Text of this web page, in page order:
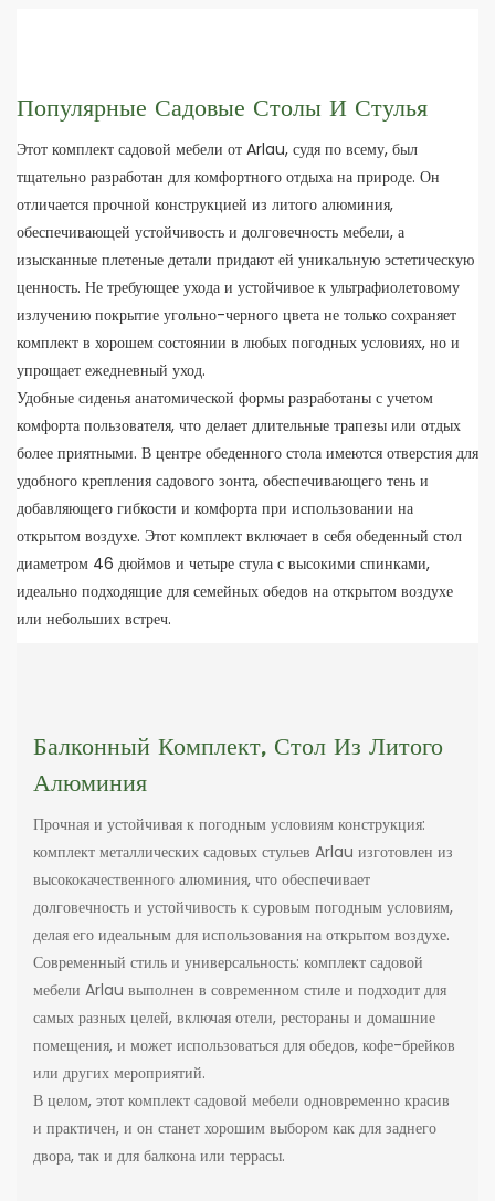
Популярные Садовые Столы И Стулья
Этот комплект садовой мебели от Arlau, судя по всему, был
тщательно разработан для комфортного отдыха на природе. Он
отличается прочной конструкцией из литого алюминия,
обеспечивающей устойчивость и долговечность мебели, а
изысканные плетеные детали придают ей уникальную эстетическую
ценность. Не требующее ухода и устойчивое к ультрафиолетовому
излучению покрытие угольно-черного цвета не только сохраняет
комплект в хорошем состоянии в любых погодных условиях, но и
упрощает ежедневный уход.
Удобные сиденья анатомической формы разработаны с учетом
комфорта пользователя, что делает длительные трапезы или отдых
более приятными. В центре обеденного стола имеются отверстия для
удобного крепления садового зонта, обеспечивающего тень и
добавляющего гибкости и комфорта при использовании на
открытом воздухе. Этот комплект включает в себя обеденный стол
диаметром 46 дюймов и четыре стула с высокими спинками,
идеально подходящие для семейных обедов на открытом воздухе
или небольших встреч.
Балконный Комплект, Стол Из Литого
Алюминия
Прочная и устойчивая к погодным условиям конструкция:
комплект металлических садовых стульев Arlau изготовлен из
высококачественного алюминия, что обеспечивает
долговечность и устойчивость к суровым погодным условиям,
делая его идеальным для использования на открытом воздухе.
Современный стиль и универсальность: комплект садовой
мебели Arlau выполнен в современном стиле и подходит для
самых разных целей, включая отели, рестораны и домашние
помещения, и может использоваться для обедов, кофе-брейков
или других мероприятий.
В целом, этот комплект садовой мебели одновременно красив
и практичен, и он станет хорошим выбором как для заднего
двора, так и для балкона или террасы.